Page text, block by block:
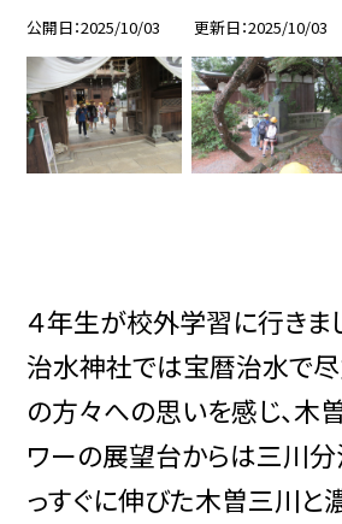
公開日 2025/10/03 更新日 2025/10/03
４年生が校外学習に行きま
治水神社では宝暦治水で
の方々への思いを感じ、木
ワーの展望台からは三川分
っすぐに伸びた木曽三川と